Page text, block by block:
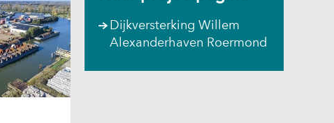
Dijkversterking Willem
Alexanderhaven Roermond